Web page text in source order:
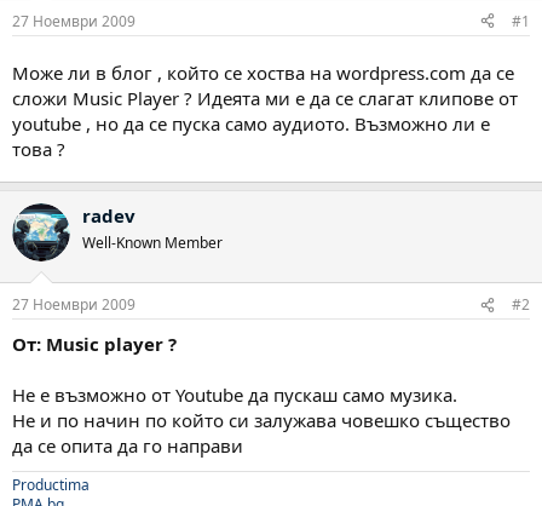
а
д
т
а
27 Ноември 2009 #1
Може ли в блог , който се хоства на wordpress.com да се
сложи Music Player ? Идеята ми е да се слагат клипове от
youtube , но да се пуска само аудиото. Възможно ли е
това ?
radev
Well-Known Member
27 Ноември 2009 #2
От: Music player ?
Не е възможно от Youtube да пускаш само музика.
Не и по начин по който си залужава човешко същество
да се опита да го направи
Productima